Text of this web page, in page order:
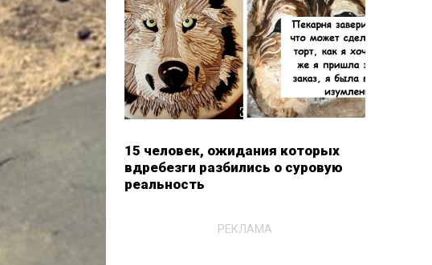
15 человек, ожидания которых
вдребезги разбились о суровую
реальность
РЕКЛАМА